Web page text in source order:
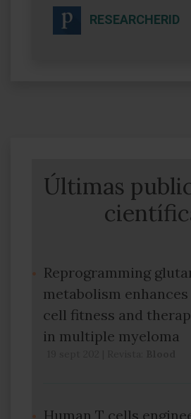
RESEARCHERID
Últimas
Reprogramming
metabolism enhances
cell fitness and
in multiple myeloma
Human T cells